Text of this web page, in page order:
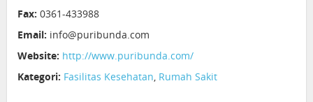
Fax: 0361-433988
Email: info@puribunda.com
Website: http://www.puribunda.com/
Kategori: Fasilitas Kesehatan, Rumah Sakit